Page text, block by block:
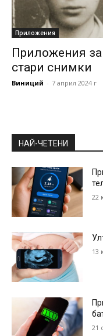
Приложения
Приложения за
стари снимки
Виниций - 7 април 2024 г
НАЙ-ЧЕТЕНИ
22
13
21